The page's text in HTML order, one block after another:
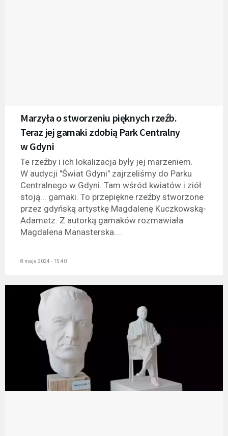
Marzyła o stworzeniu pięknych rzeźb.
Teraz jej gamaki zdobią Park Centralny
w Gdyni
Te rzeźby i ich lokalizacja były jej marzeniem.
W audycji "Świat Gdyni" zajrzeliśmy do Parku
Centralnego w Gdyni. Tam wśród kwiatów i ziół
stoją... gamaki. To przepiękne rzeźby stworzone
przez gdyńską artystkę Magdalenę Kuczkowską-
Adametz. Z autorką gamaków rozmawiała
Magdalena Manasterska....
8 maja 2024 - 15:40